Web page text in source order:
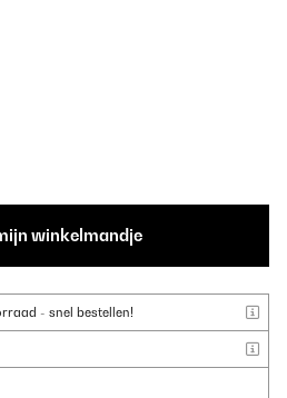
winkelmandje
- snel bestellen!